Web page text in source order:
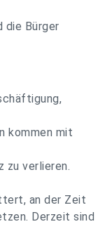
die Bürger
kommen mit
zu verlieren.
an der Zeit
Derzeit sind